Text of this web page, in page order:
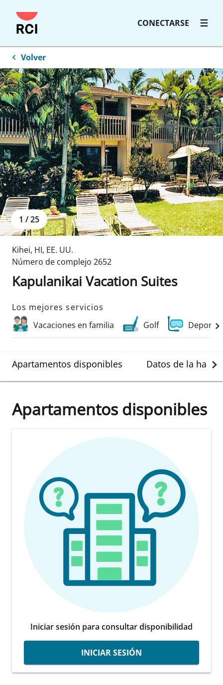
Saltar
principal
CONECTARSE
Volver
1 /25
Kihei, HI, EE. UU.
Número de complejo 2652
Kapulanikai Vacation Suites
Los mejores servicios
Vacaciones en familia
Golf
Apartamentos disponibles Datos de la
Apartamentos disponibles
Iniciar sesión para consultar disponibilidad
INICIAR SESIÓN